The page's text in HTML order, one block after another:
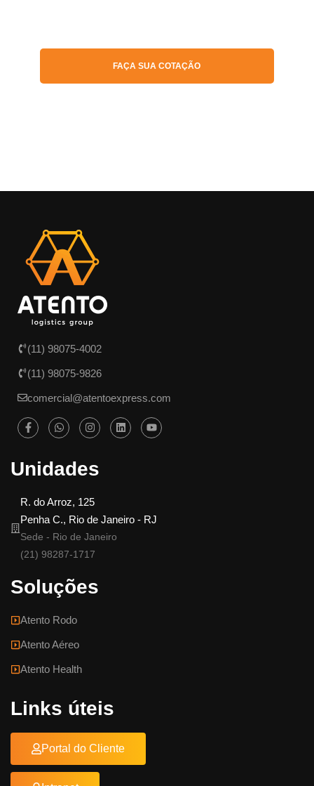
FAÇA SUA COTAÇÃO
(11) 98075-4002
(11) 98075-9826
comercial@atentoexpress.com
Unidades
R. do Arroz, 125
Penha C., Rio de Janeiro - RJ
Sede - Rio de Janeiro
(21) 98287-1717
Soluções
Atento Rodo
Atento Aéreo
Atento Health
Links úteis
Portal do Cliente